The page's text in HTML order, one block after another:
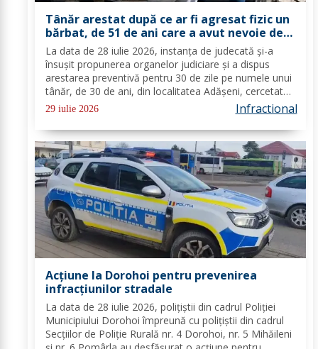
Tânăr arestat după ce ar fi agresat fizic un
bărbat, de 51 de ani care a avut nevoie de
îngrijiri medicale
La data de 28 iulie 2026, instanța de judecată și-a
însușit propunerea organelor judiciare și a dispus
arestarea preventivă pentru 30 de zile pe numele unui
tânăr, de 30 de ani, din localitatea Adășeni, cercetat
pentru comiterea infracțiunilor de lovirea sau alte
29 iulie 2026 Infractional
Acțiune la Dorohoi pentru prevenirea
infracțiunilor stradale
La data de 28 iulie 2026, polițiștii din cadrul Poliției
Municipiului Dorohoi împreună cu polițiștii din cadrul
Secțiilor de Poliție Rurală nr. 4 Dorohoi, nr. 5 Mihăileni